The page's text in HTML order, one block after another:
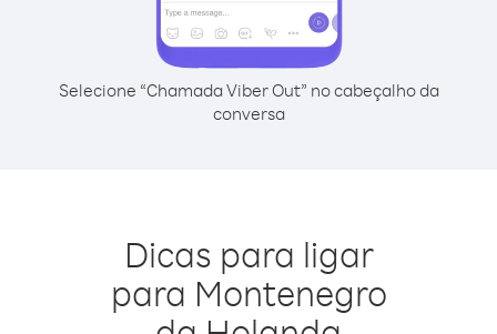
Selecione “Chamada Viber Out” no cabeçalho da
conversa
Dicas para ligar
para Montenegro